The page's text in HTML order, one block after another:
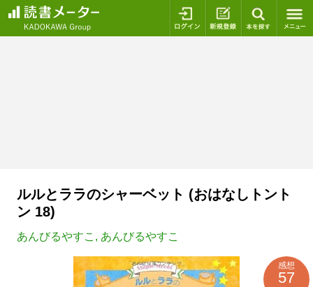
ログイン 新規登録
ルルとララのシャーベット (おはなしトント
ン 18)
あんびるやすこ , あんびるやすこ
感想
57